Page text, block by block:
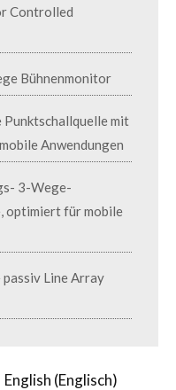
Controlled
Bühnenmonitor
mit
Anwendungen
3-Wege-
optimiert für mobile
Line Array
English (Englisch)